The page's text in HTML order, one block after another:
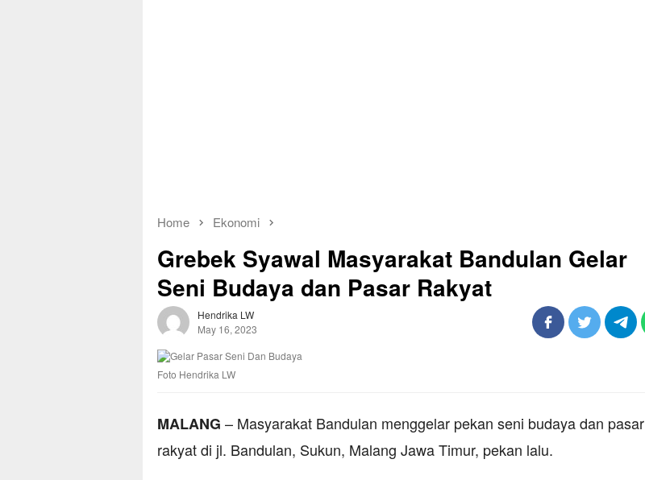
Home Ekonomi
Grebek Syawal Masyarakat Bandulan Gelar
Seni Budaya dan Pasar Rakyat
Hendrika LW
May 16, 2023
Foto Hendrika LW
MALANG – Masyarakat Bandulan menggelar pekan seni budaya dan pasar
rakyat di jl. Bandulan, Sukun, Malang Jawa Timur, pekan lalu.